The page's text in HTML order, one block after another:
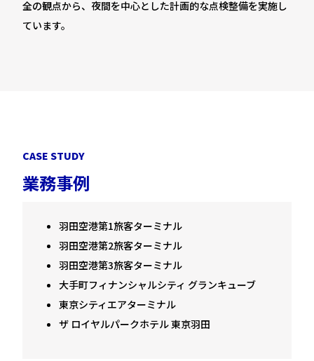
全の観点から、夜間を中心とした計画的な点検整備を実施し
ています。
CASE STUDY
業務事例
羽田空港第1旅客ターミナル
羽田空港第2旅客ターミナル
羽田空港第3旅客ターミナル
大手町フィナンシャルシティ グランキューブ
東京シティエアターミナル
ザ ロイヤルパークホテル 東京羽田